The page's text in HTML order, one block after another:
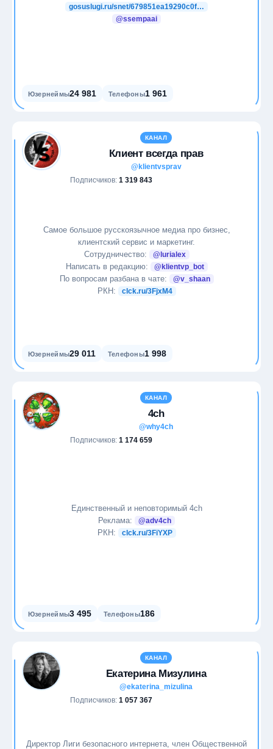
Программирование
Путешествия
Развлечения
Стартапы
Фитнес
Фотография
Языки
gosuslugi.ru/snet/679851ea19290c0f…
@ssempaai
Юзернеймы24 981 Телефоны1 961
КАНАЛ
Клиент всегда прав
@klientvsprav
Подписчиков: 1 319 843
Самое большое русскоязычное медиа про бизнес,
клиентский сервис и маркетинг.
Сотрудничество:
@lurialex
Написать в редакцию: @klientvp_bot
По вопросам разбана в чате: @v_shaan
РКН: clck.ru/3FjxM4
Юзернеймы29 011 Телефоны1 998
КАНАЛ
4ch
@why4ch
Подписчиков: 1 174 659
Единственный и неповторимый 4ch
Реклама:
@adv4ch
РКН: clck.ru/3FiYXP
Юзернеймы3 495 Телефоны186
КАНАЛ
Екатерина Мизулина
@ekaterina_mizulina
Подписчиков: 1 057 367
Директор Лиги безопасного интернета, член Общественной